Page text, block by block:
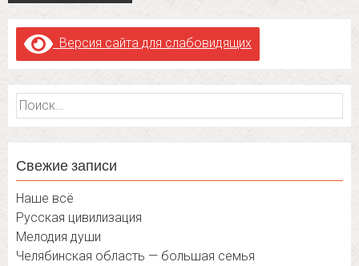
navigation
Версия сайта для слабовидящих
Найти:
Свежие записи
Наше всё
Русская цивилизация
Мелодия души
Челябинская область — большая семья